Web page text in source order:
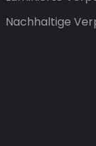
Nachhaltige